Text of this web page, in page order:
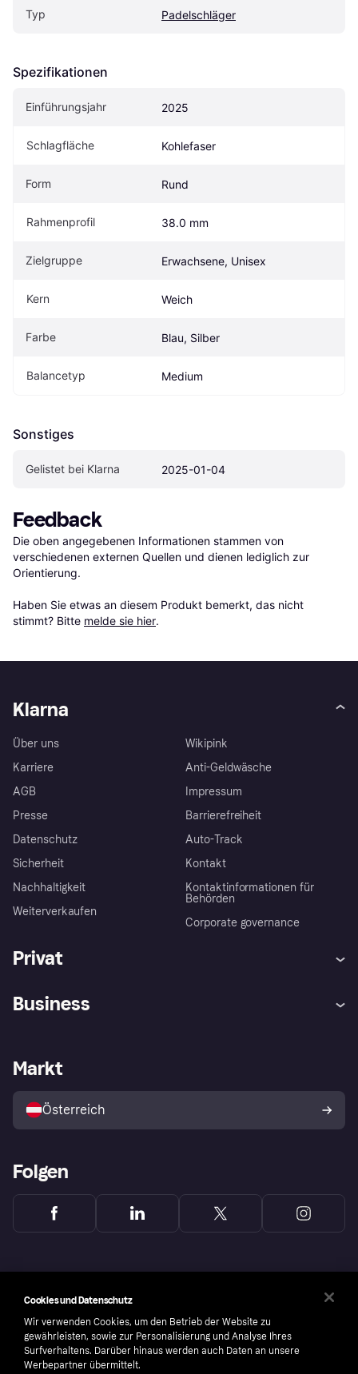
Typ Padelschläger
Spezifikationen
Einführungsjahr 2025
Schlagfläche Kohlefaser
Form Rund
Rahmenprofil 38.0 mm
Zielgruppe Erwachsene, Unisex
Kern Weich
Farbe Blau, Silber
Balancetyp Medium
Sonstiges
Gelistet bei Klarna 2025-01-04
Feedback
Die oben angegebenen Informationen stammen von
verschiedenen externen Quellen und dienen lediglich zur
Orientierung.
Haben Sie etwas an diesem Produkt bemerkt, das nicht
stimmt? Bitte melde sie hier.
Klarna
Über uns
Karriere
AGB
Presse
Datenschutz
Sicherheit
Nachhaltigkeit
Weiterverkaufen
Wikipink
Anti-Geldwäsche
Impressum
Barrierefreiheit
Auto-Track
Kontakt
Kontaktinformationen für
Behörden
Corporate governance
Privat
Shops entdecken
Business
Händlerportal
Markt
Österreich
Folgen
Cookies und Datenschutz
Wir verwenden Cookies, um den Betrieb der Website zu
gewährleisten, sowie zur Personalisierung und Analyse Ihres
Surfverhaltens. Darüber hinaus werden auch Daten an unsere
Werbepartner übermittelt.